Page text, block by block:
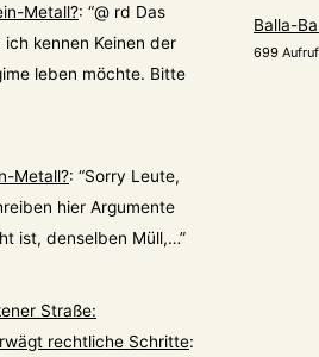
Metall?: “@ rd Das
kennen Keinen der
leben möchte. Bitte
Metall?: “Sorry Leute,
hier Argumente
ist, denselben Müll,…”
Straße:
rechtliche Schritte:
Balla-
699